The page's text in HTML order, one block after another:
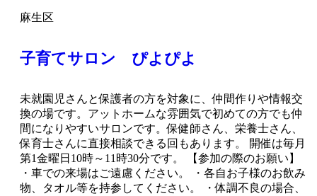
麻生区
子育てサロン ぴよぴよ
未就園児さんと保護者の方を対象に、仲間作りや情報交
換の場です。アットホームな雰囲気で初めての方でも仲
間になりやすいサロンです。保健師さん、栄養士さん、
保育士さんに直接相談できる回もあります。 開催は毎月
第1金曜日10時～11時30分です。 【参加の際のお願い】
・車での来場はご遠慮ください。 ・各自お子様のお飲み
物、タオル等を持参してください。 ・体調不良の場合、